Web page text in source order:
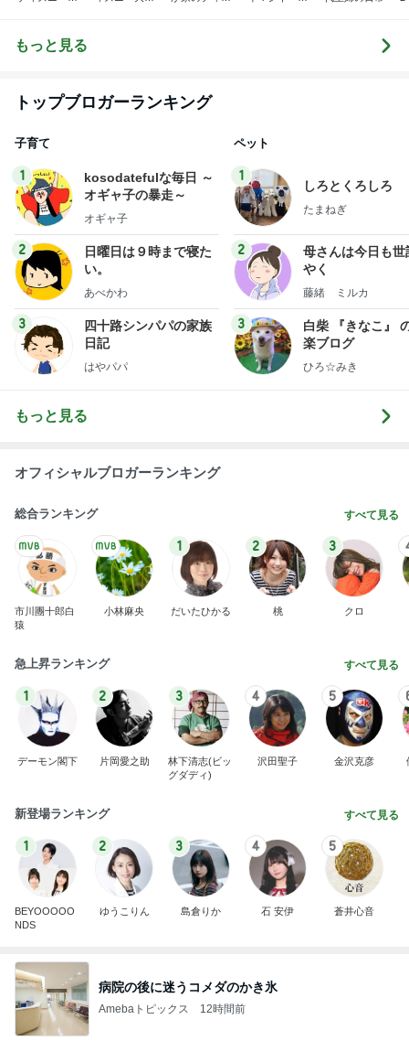
もっと見る
トップブロガーランキング
子育て
1
kosodatefulな毎日 ～
オギャ子の暴走～
オギャ子
2
日曜日は９時まで寝た
い。
あべかわ
3
四十路シンパパの家族
日記
はやパパ
ペット
1
しろとくろしろ
たまねぎ
2
母さんは今日も世
やく
藤緒 ミルカ
3
白柴 『きなこ』
楽ブログ
ひろ☆みき
もっと見る
オフィシャルブロガーランキング
総合ランキング すべて見る
市川團十郎白
猿
小林麻央
1
だいたひかる
2
桃
3
クロ
急上昇ランキング すべて見る
1
デーモン閣下
2
片岡愛之助
3
林下清志(ビッ
グダディ)
4
沢田聖子
5
金沢克彦
新登場ランキング すべて見る
1
BEYOOOOO
NDS
2
ゆうこりん
3
島倉りか
4
石 安伊
5
蒼井心音
病院の後に迷うコメダのかき氷
Amebaトピックス 12時間前